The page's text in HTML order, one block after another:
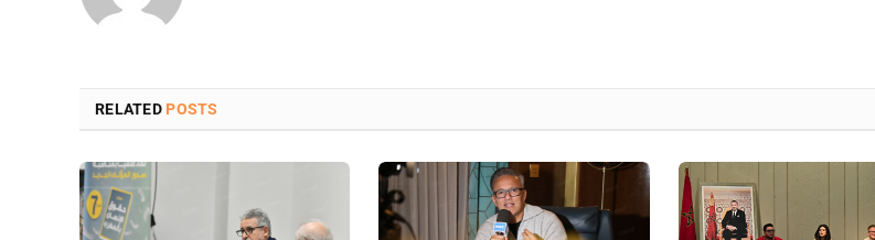
RELATED POSTS